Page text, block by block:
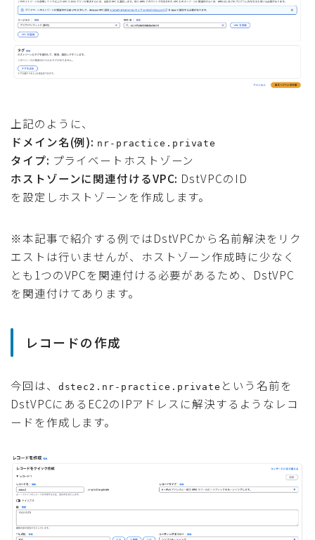
上記のように、
ドメイン名(例): nr-practice.private
タイプ: プライベートホストゾーン
ホストゾーンに関連付けるVPC: DstVPCのID
を設定しホストゾーンを作成します。
※本記事で紹介する例ではDstVPCから名前解決をリク
エストは行いませんが、ホストゾーン作成時に少なく
とも1つのVPCを関連付ける必要があるため、DstVPC
を関連付けてあります。
レコードの作成
今回は、 dstec2.nr-practice.private という名前を
DstVPCにあるEC2のIPアドレスに解決するようなレコ
ードを作成します。